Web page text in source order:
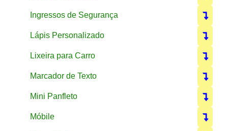
Ingressos de Segurança
Lápis Personalizado
Lixeira para Carro
Marcador de Texto
Mini Panfleto
Móbile